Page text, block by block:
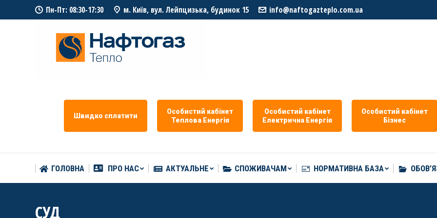
Пн-Пт: 08:30-17:30 м. Київ, вул. Лейпцизька, будинок 15 info@naftogazteplo.com.ua
Швидко сплатити
Особистий кабiнет
Теплова Eнергiя
Особистий кабiнет
Eлектрична Eнергія
Особистий кабiнет
Бізнес
ГОЛОВНА ПРО НАС АКТУАЛЬНЕ СПОЖИВАЧАМ НОРМАТИВНА БАЗА
СУД
ГОЛОВНА ПРО НАС АКТУАЛЬНЕ СПОЖИВАЧАМ НОРМАТИВНА БАЗА